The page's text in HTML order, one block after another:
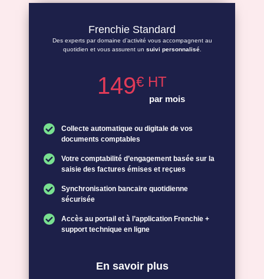
Frenchie Standard
Des experts par domaine d’activité vous accompagnent au
quotidien et vous assurent un suivi personnalisé.
149€ HT
par mois
Collecte automatique ou digitale de vos
documents comptables
Votre comptabilité d’engagement basée sur la
saisie des factures émises et reçues
Synchronisation bancaire quotidienne
sécurisée
Accès au portail et à l’application Frenchie +
support technique en ligne
En savoir plus